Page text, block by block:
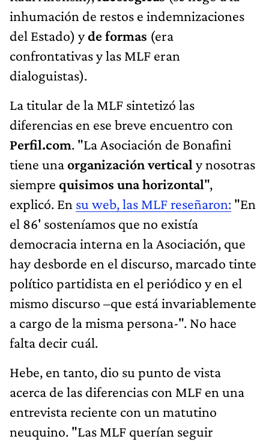
inhumación de restos e indemnizaciones
del Estado) yde formas (era
confrontativas y las MLF eran
dialoguistas).
La titular de la MLF sintetizó las
diferencias en ese breve encuentro con
Perfil.com. "La Asociación de Bonafini
tiene unaorganización vertical y nosotras
siempre quisimos una horizontal",
explicó. En su web, las MLF reseñaron: "En
el 86' sosteníamos que no existía
democracia interna en la Asociación, que
hay desborde en el discurso, marcado tinte
político partidista en el periódico y en el
mismo discurso –que está invariablemente
a cargo de la misma persona-". No hace
falta decir cuál.
Hebe, en tanto, dio su punto de vista
acerca de las diferencias con MLF en una
entrevista reciente con un matutino
neuquino. "Las MLF querían seguir